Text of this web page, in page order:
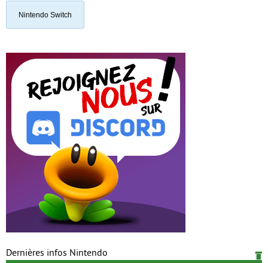
Nintendo Switch
Dernières infos Nintendo